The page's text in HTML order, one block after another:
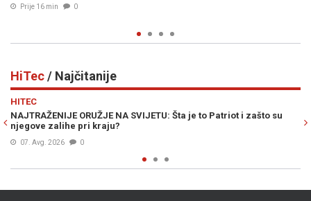
HiTec/ Najčitanije
Šta je to Patriot i zašto su
OVO NEMA NIKO NA SVIJETU: